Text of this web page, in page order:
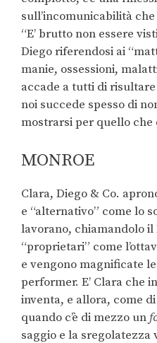
sull’incomunicabilità
“E’ brutto non essere
Diego riferendosi ai
manie, ossessioni,
accade a tutti di
noi succede spesso di
mostrarsi per quello che
MONROE
Clara, Diego & Co.
e “alternativo” come lo
lavorano, chiamandolo il
“proprietari” come
e vengono magnificate
performer. E’ Clara che
inventa, e allora, come
quando c’è di mezzo un
saggio e la sregolatezza